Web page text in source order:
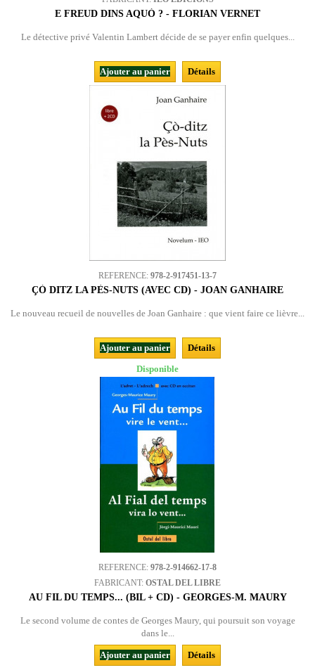
E FREUD DINS AQUÒ ? - FLORIAN VERNET
Le détective privé Valentin Lambert décide de se payer enfin quelques...
Ajouter au panier Détails
REFERENCE: 978-2-917451-13-7
ÇÒ DITZ LA PÈS-NUTS (AVEC CD) - JOAN GANHAIRE
Le nouveau recueil de nouvelles de Joan Ganhaire : que vient faire ce lièvre...
Ajouter au panier
Détails
Disponible
REFERENCE: 978-2-914662-17-8
FABRICANT: OSTAL DEL LIBRE
AU FIL DU TEMPS... (BIL + CD) - GEORGES-M. MAURY
Le second volume de contes de Georges Maury, qui poursuit son voyage
dans le...
Ajouter au panier
Détails